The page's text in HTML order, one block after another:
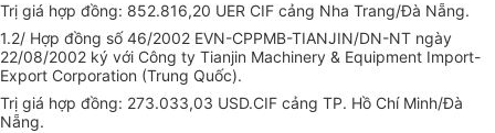
Trị giá hợp đồng: 852.816,20 UER CIF cảng Nha Trang/Đà Nẵng.
1.2/ Hợp đồng số 46/2002 EVN-CPPMB-TIANJIN/DN-NT ngày
22/08/2002 ký với Công ty Tianjin Machinery & Equipment Import-
Export Corporation (Trung Quốc).
Trị giá hợp đồng: 273.033,03 USD.CIF cảng TP. Hồ Chí Minh/Đà
Nẵng.